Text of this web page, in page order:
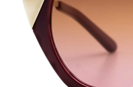
46 mm
Hauteur des verres